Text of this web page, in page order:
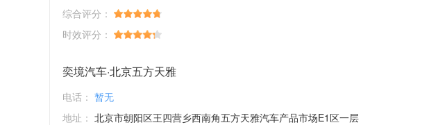
综合评分：
时效评分：
奕境汽车·北京五方天雅
电话： 暂无
地址： 北京市朝阳区王四营乡西南角五方天雅汽车产品市场E1区一层